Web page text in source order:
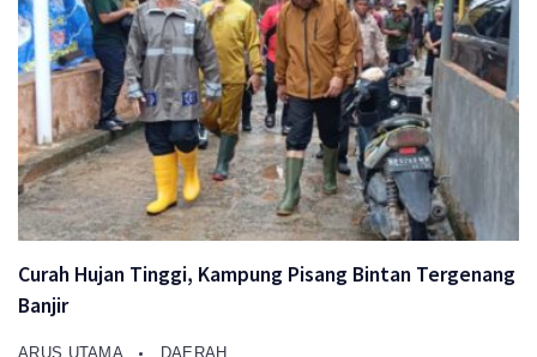
Curah Hujan Tinggi, Kampung Pisang Bintan Tergenang
Banjir
ARUS UTAMA DAERAH